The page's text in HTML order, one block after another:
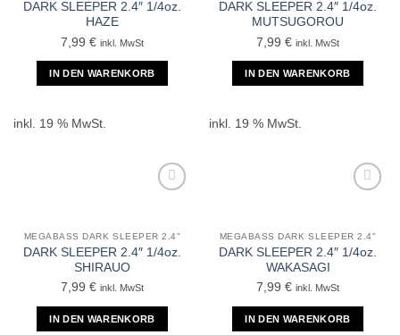
DARK SLEEPER 2.4″ 1/4oz.
HAZE
7,99 € inkl. MwSt
IN DEN WARENKORB
inkl. 19 % MwSt.
DARK SLEEPER 2.4″ 1/4oz.
MUTSUGOROU
7,99 € inkl. MwSt
IN DEN WARENKORB
inkl. 19 % MwSt.
MEGABASS DARK SLEEPER 2.4"
DARK SLEEPER 2.4″ 1/4oz.
SHIRAUO
7,99 € inkl. MwSt
IN DEN WARENKORB
MEGABASS DARK SLEEPER 2.4"
DARK SLEEPER 2.4″ 1/4oz.
WAKASAGI
7,99 € inkl. MwSt
IN DEN WARENKORB